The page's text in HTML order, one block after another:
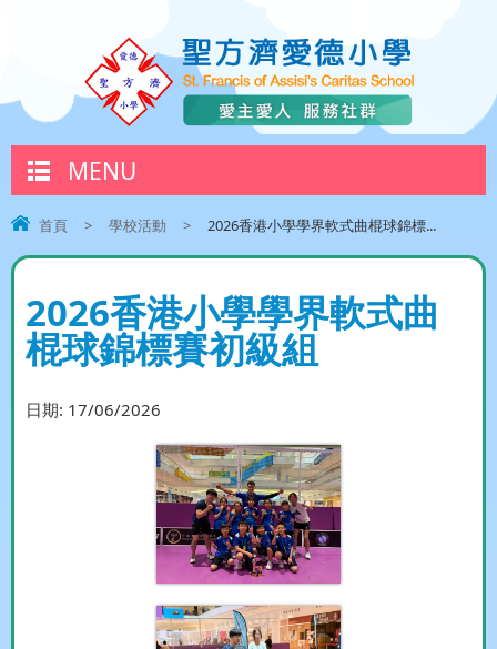
MENU
首頁 > 學校活動 > 2026香港小學學界軟式曲棍球錦標...
2026香港小學學界軟式曲
棍球錦標賽初級組
日期: 17/06/2026